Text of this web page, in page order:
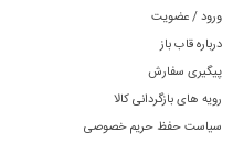
ورود / عضویت
درباره قاب باز
پیگیری سفارش
رویه های بازگردانی کالا
سیاست حفظ حریم خصوصی